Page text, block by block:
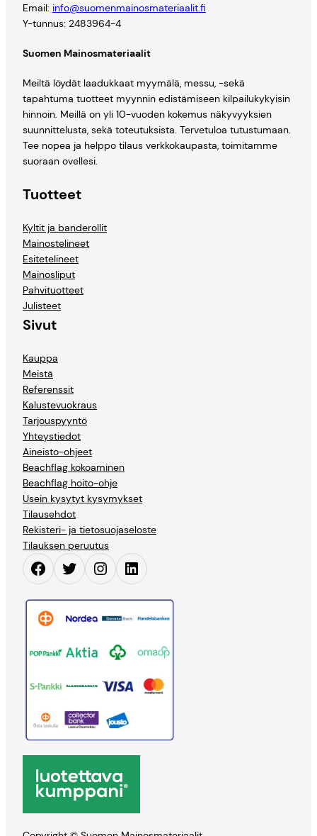
Email: info@suomenmainosmateriaalit.fi
Y-tunnus: 2483964-4
Suomen Mainosmateriaalit
Meiltä löydät laadukkaat myymälä, messu, -sekä
tapahtuma tuotteet myynnin edistämiseen kilpailukykyisin
hinnoin. Meillä on yli 10-vuoden kokemus näkyvyyksien
suunnittelusta, sekä toteutuksista. Tervetuloa tutustumaan.
Tee nopea ja helppo tilaus verkkokaupasta, toimitamme
suoraan ovellesi.
Tuotteet
Kyltit ja banderollit
Mainostelineet
Esitetelineet
Mainosliput
Pahvituotteet
Julisteet
Sivut
Kauppa
Meistä
Referenssit
Kalustevuokraus
Tarjouspyyntö
Yhteystiedot
Aineisto-ohjeet
Beachflag kokoaminen
Beachflag hoito-ohje
Usein kysytyt kysymykset
Tilausehdot
Rekisteri- ja tietosuojaseloste
Tilauksen peruutus
Facebook Twitter Instagram LinkedIn